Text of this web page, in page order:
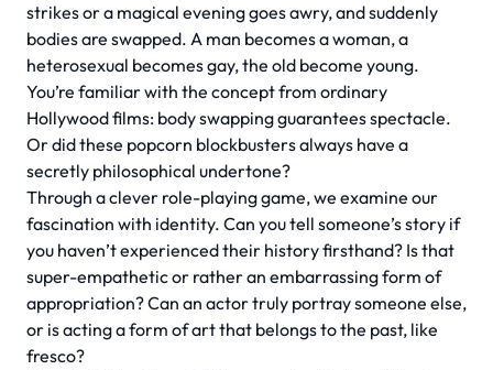
strikes or a magical evening goes awry, and suddenly
bodies are swapped. A man becomes a woman, a
heterosexual becomes gay, the old become young.
You’re familiar with the concept from ordinary
Hollywood films: body swapping guarantees spectacle.
Or did these popcorn blockbusters always have a
secretly philosophical undertone?
Through a clever role-playing game, we examine our
fascination with identity. Can you tell someone’s story if
you haven’t experienced their history firsthand? Is that
super-empathetic or rather an embarrassing form of
appropriation? Can an actor truly portray someone else,
or is acting a form of art that belongs to the past, like
fresco?